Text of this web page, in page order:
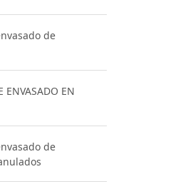
de
ENVASADO EN
de